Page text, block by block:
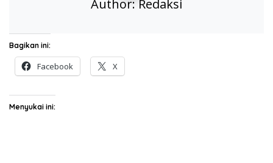
Author:Redaksi
Bagikan ini:
Facebook X
Menyukai ini: